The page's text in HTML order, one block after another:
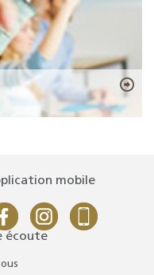
mobile
écoute